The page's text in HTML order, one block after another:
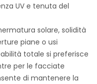
UV e tenuta del
solare, solidità
piane o usi
totale si preferisce
per le facciate
di mantenere la